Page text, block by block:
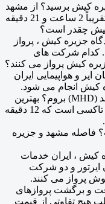
کیش برسید؟ از مشهد
به جزیره کیش ، از جمله نقل و انتقالات ، تقریباً 2 ساعت و 21 دقیقه
چقدر است؟
جزیره کیش ، پرواز
کشد. کدام شرکت های
کیش پرواز می کنند؟
ایر و هواپیمایی ایران
کیش انجام می شود.
چگونه می توانم از مشهد به فرودگاه مشهد (MHD) بروم؟ بهترین
راه برای رفتن از مشهد به فرودگاه مشهد تاکسی است که 12 دقیقه
فاصله مشهد و جزیره
کیش ، ایران خدمات
ایرتور و دو شرکت
پرواز می کنند.
و برگشت پروازهای
هیچ تفاوتی از قیمت